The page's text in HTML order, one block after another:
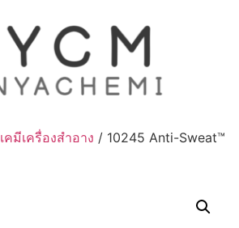
เคมีเครื่องสำอาง / 10245 Anti-Sweat™